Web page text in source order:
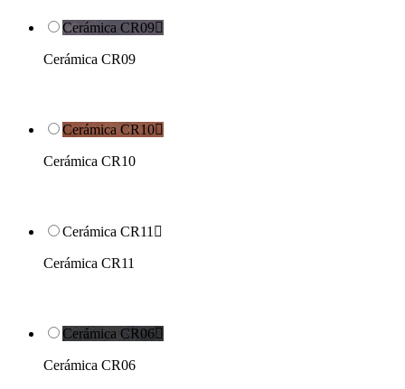
Cerámica CR09
Cerámica CR09
Cerámica CR10
Cerámica CR10
Cerámica CR11 
Cerámica CR11
Cerámica CR06
Cerámica CR06